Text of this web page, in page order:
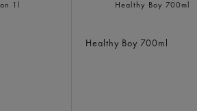
Healthy Boy 700ml